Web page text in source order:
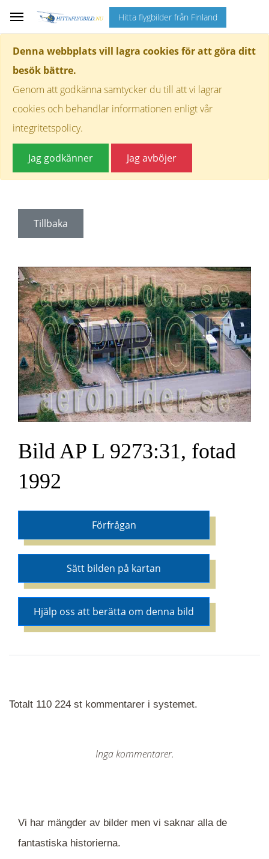
Denna webbplats vill lagra cookies för att göra ditt
besök bättre.
Genom att godkänna samtycker du till att vi lagrar
cookies och behandlar informationen enligt vår
integritetspolicy.
Jag godkänner Jag avböjer
Hitta flygbilder från Finland
Tillbaka
Bild AP L 9273:31, fotad
1992
Förfrågan
Sätt bilden på kartan
Hjälp oss att berätta om denna bild
Totalt 110 224 st kommentarer i systemet.
Inga kommentarer.
Vi har mängder av bilder men vi saknar alla de
fantastiska historierna.